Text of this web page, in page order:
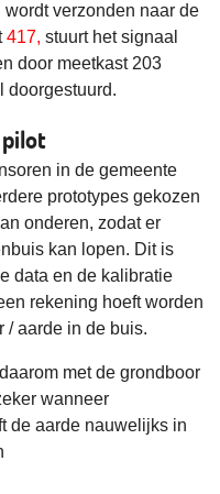
verzonden naar de
417, stuurt het signaal
door meetkast 203
doorgestuurd.
in de gemeente
prototypes gekozen
onderen, zodat er
kan lopen. Dit is
data en de kalibratie
rekening hoeft worden
/ aarde in de buis.
met de grondboor
wanneer
de aarde nauwelijks in